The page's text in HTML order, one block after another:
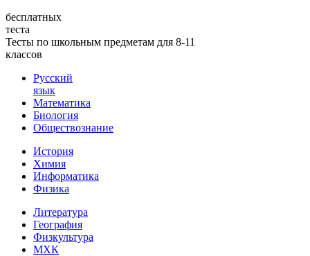
бесплатных
теста
Тесты по школьным предметам для 8-11
классов
Русский
язык
Математика
Биология
Обществознание
История
Химия
Информатика
Физика
Литература
География
Физкультура
МХК